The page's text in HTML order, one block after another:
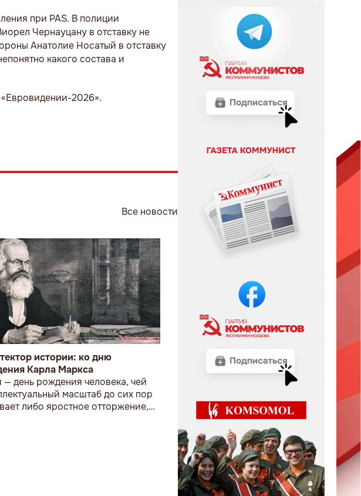
при PAS. В полиции
Чернауцану в отставку не
Анатолие Носатый в отставку
какого состава и
«Евровидении-2026».
Все новости
истории: ко дню
Карла Маркса
— день рождения человека, чей
масштаб до сих пор
либо яростное отторжение,